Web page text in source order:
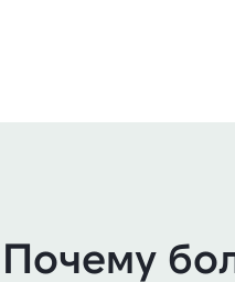
Почему